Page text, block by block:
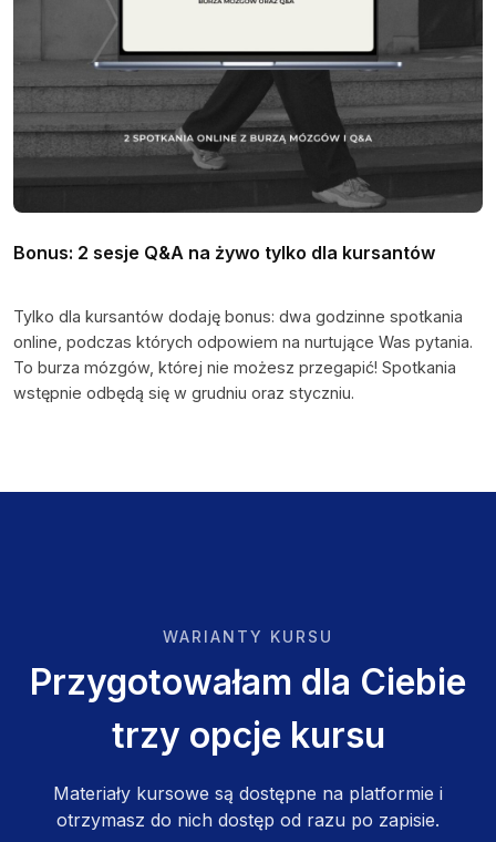
Bonus: 2 sesje Q&A na żywo tylko dla kursantów
Tylko dla kursantów dodaję bonus: dwa godzinne spotkania
online, podczas których odpowiem na nurtujące Was pytania.
To burza mózgów, której nie możesz przegapić! Spotkania
wstępnie odbędą się w grudniu oraz styczniu.
WARIANTY KURSU
Przygotowałam dla Ciebie
trzy opcje kursu
Materiały kursowe są dostępne na platformie i
otrzymasz do nich dostęp od razu po zapisie.